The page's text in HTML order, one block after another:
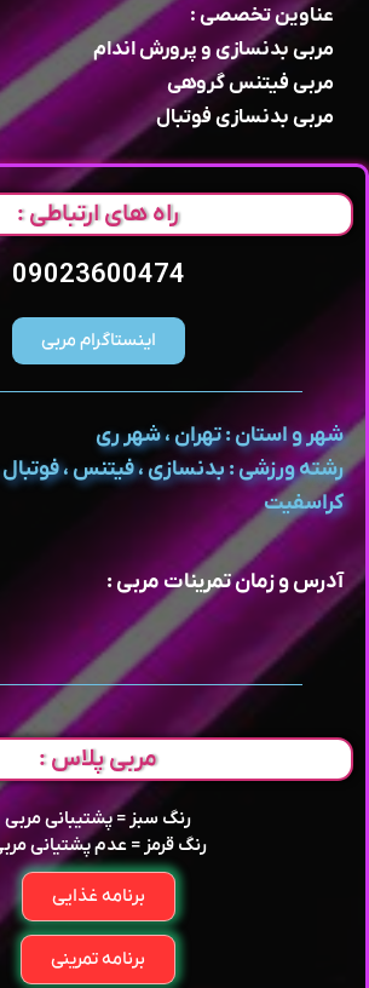
عناوین تخصصی :
مربی بدنسازی و پرورش اندام
مربی فیتنس گروهی
مربی بدنسازی فوتبال
راه های ارتباطی :
09023600474
اینستاگرام مربی
شهر و استان : تهران ، شهر ری
رشته ورزشی : بدنسازی ، فیتنس ، فوتبال
کراسفیت
آدرس و زمان تمرینات مربی :
مربی پلاس :
رنگ سبز = پشتیبانی مربی
رنگ قرمز = عدم پشتیانی
برنامه غذایی
برنامه تمرینی